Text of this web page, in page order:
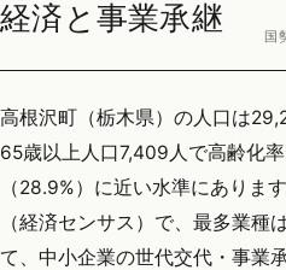
経済と事業承継
国
高根沢町（栃木県）の人口は
65歳以上人口7,409人で高齢化
（28.9%）に近い水準にありま
（経済センサス）で、最多業種
て、中小企業の世代交代・事業